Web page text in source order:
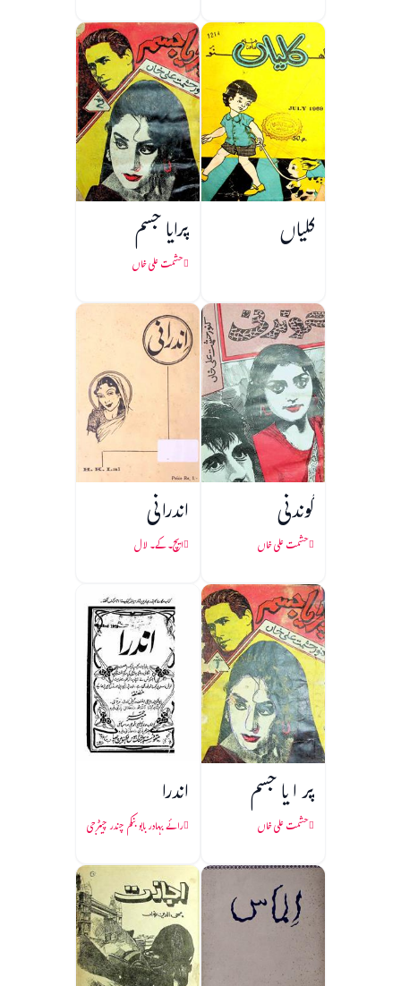
کلیاں پرایا جسم
حشمت علی خاں
گوندنی
حشمت علی خاں
اندرانی
ایچ۔ کے۔ لال
پر ا یا جسم
حشمت علی خاں
اندرا
رائے بہادر بابو بنکم چندر چیٹرجی